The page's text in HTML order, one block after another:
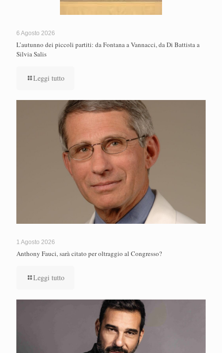
6 Agosto 2026
L’autunno dei piccoli partiti: da Fontana a Vannacci, da Di Battista a
Silvia Salis
Leggi tutto
1 Agosto 2026
Anthony Fauci, sarà citato per oltraggio al Congresso?
Leggi tutto